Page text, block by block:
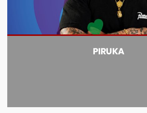
PIRUKA